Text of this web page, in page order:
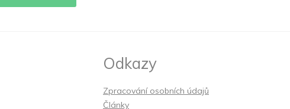
Odkazy
Zpracování osobních údajů
Články